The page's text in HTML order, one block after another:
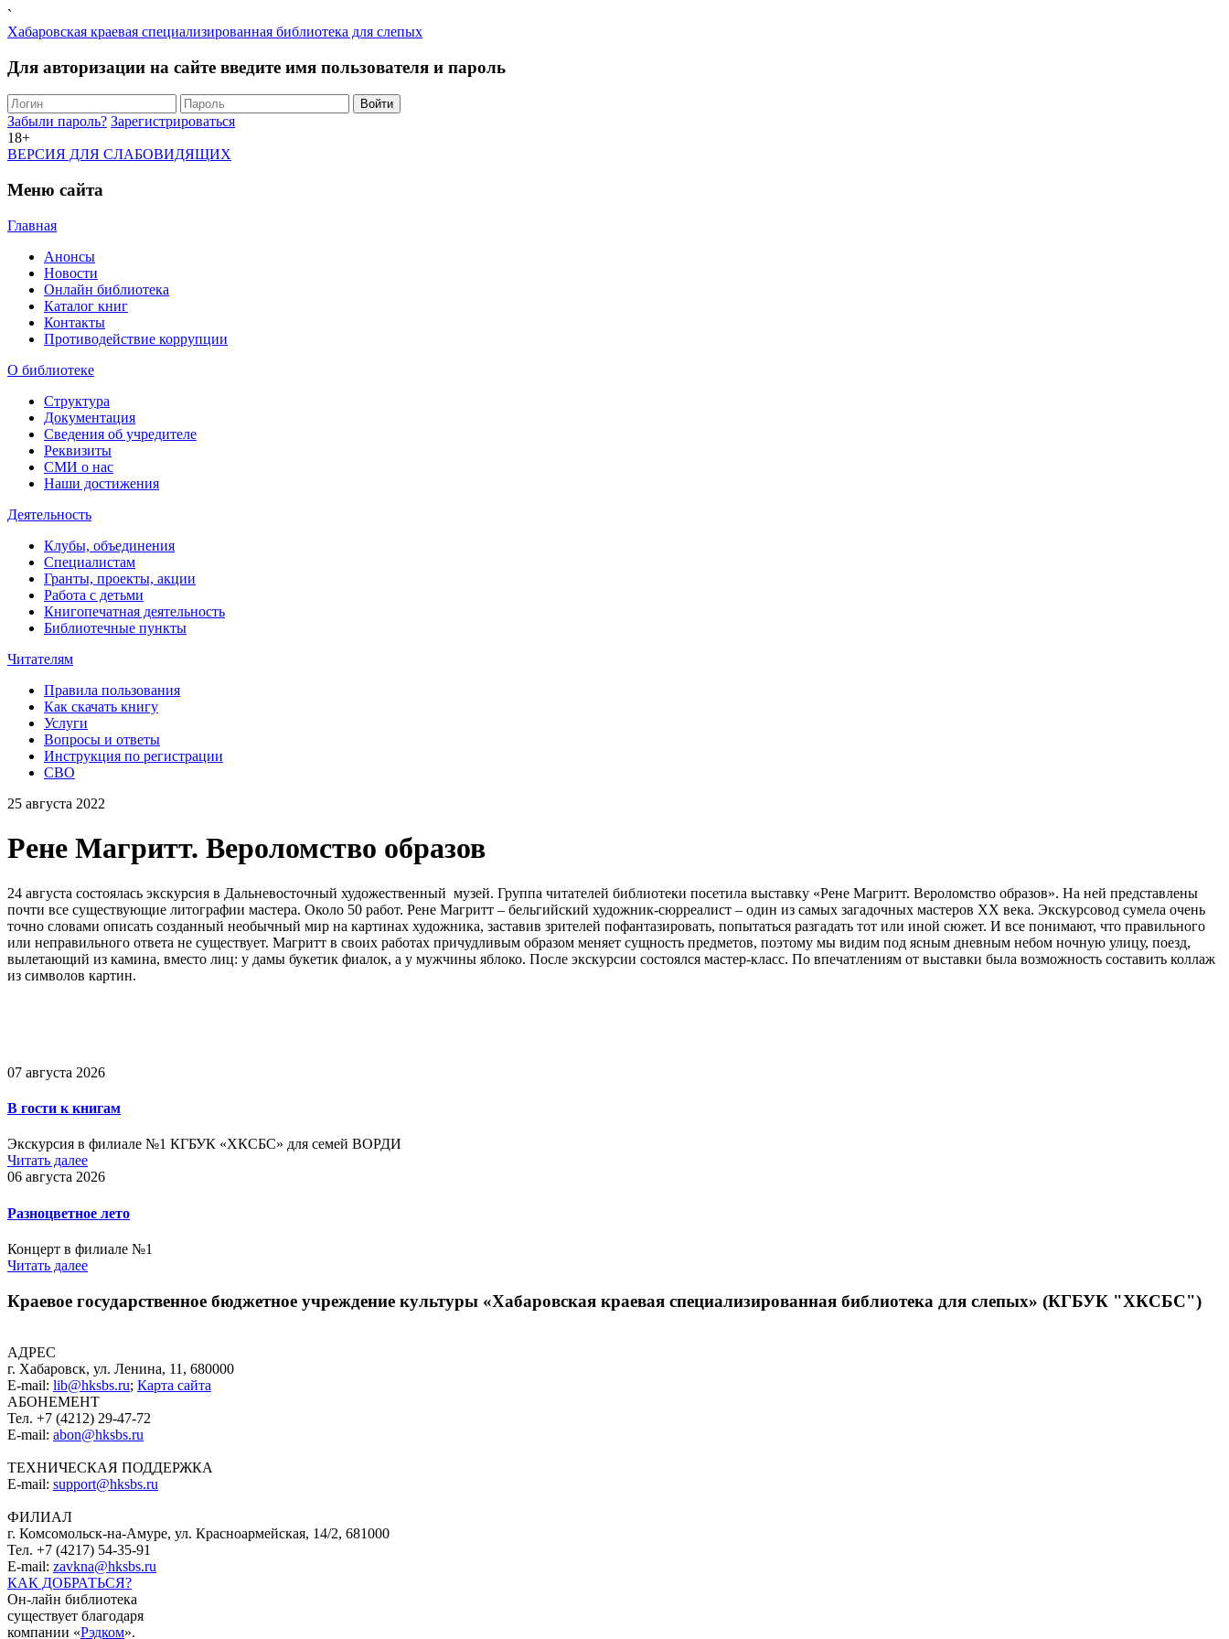
`
Хабаровская краевая специализированная библиотека для слепых
Для авторизации на сайте введите имя пользователя и пароль
Забыли пароль? Зарегистрироваться
18+
ВЕРСИЯ ДЛЯ СЛАБОВИДЯЩИХ
Меню сайта
Главная
Анонсы
Новости
Онлайн библиотека
Каталог книг
Контакты
Противодействие коррупции
О библиотеке
Структура
Документация
Сведения об учредителе
Реквизиты
СМИ о нас
Наши достижения
Деятельность
Клубы, объединения
Специалистам
Гранты, проекты, акции
Работа с детьми
Книгопечатная деятельность
Библиотечные пункты
Читателям
Правила пользования
Как скачать книгу
Услуги
Вопросы и ответы
Инструкция по регистрации
СВО
25 августа 2022
Рене Магритт. Вероломство образов
24 августа состоялась экскурсия в Дальневосточный художественный музей. Группа читателей библиотеки посетила выставку «Рене Магритт. Вероломство образов». На ней представлены
почти все существующие литографии мастера. Около 50 работ. Рене Магритт – бельгийский художник-сюрреалист – один из самых загадочных мастеров XX века. Экскурсовод сумела очень
точно словами описать созданный необычный мир на картинах художника, заставив зрителей пофантазировать, попытаться разгадать тот или иной сюжет. И все понимают, что правильного
или неправильного ответа не существует. Магритт в своих работах причудливым образом меняет сущность предметов, поэтому мы видим под ясным дневным небом ночную улицу, поезд,
вылетающий из камина, вместо лиц: у дамы букетик фиалок, а у мужчины яблоко. После экскурсии состоялся мастер-класс. По впечатлениям от выставки была возможность составить коллаж
из символов картин.
07 августа 2026
В гости к книгам
Экскурсия в филиале №1 КГБУК «ХКСБС» для семей ВОРДИ
Читать далее
06 августа 2026
Разноцветное лето
Концерт в филиале №1
Читать далее
Краевое государственное бюджетное учреждение культуры «Хабаровская краевая специализированная библиотека для слепых» (КГБУК "ХКСБС")
АДРЕС
г. Хабаровск, ул. Ленина, 11, 680000
E-mail: lib@hksbs.ru; Карта сайта
АБОНЕМЕНТ
Тел. +7 (4212) 29-47-72
E-mail: abon@hksbs.ru
ТЕХНИЧЕСКАЯ ПОДДЕРЖКА
E-mail: support@hksbs.ru
ФИЛИАЛ
г. Комсомольск-на-Амуре, ул. Красноармейская, 14/2, 681000
Тел. +7 (4217) 54-35-91
E-mail: zavkna@hksbs.ru
КАК ДОБРАТЬСЯ?
Он-лайн библиотека
существует благодаря
компании «Рэдком».